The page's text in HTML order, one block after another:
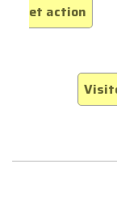
et action